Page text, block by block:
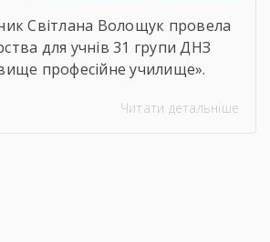
Світлана Волощук провела
для учнів 31 групи ДНЗ
професійне училище».
онлайн, у живому спілкуванні, з
Читати детальніше